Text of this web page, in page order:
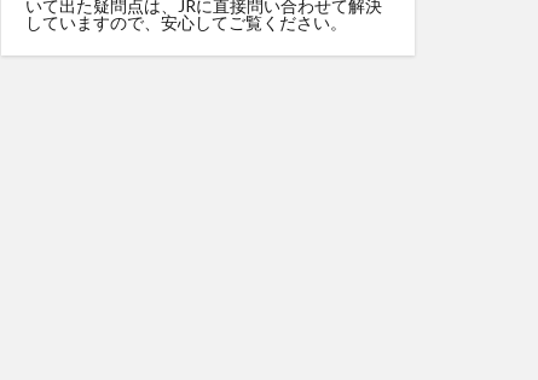
いて出た疑問点は、JRに直接問い合わせて解決
していますので、安心してご覧ください。